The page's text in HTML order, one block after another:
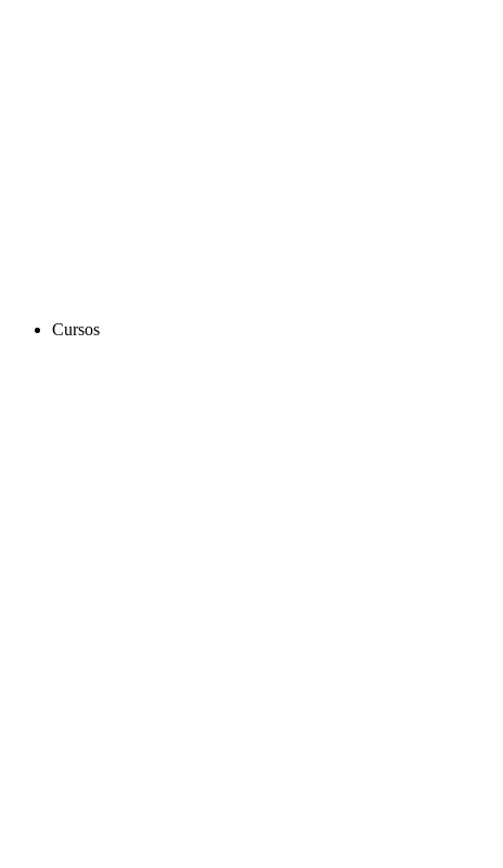
Cursos